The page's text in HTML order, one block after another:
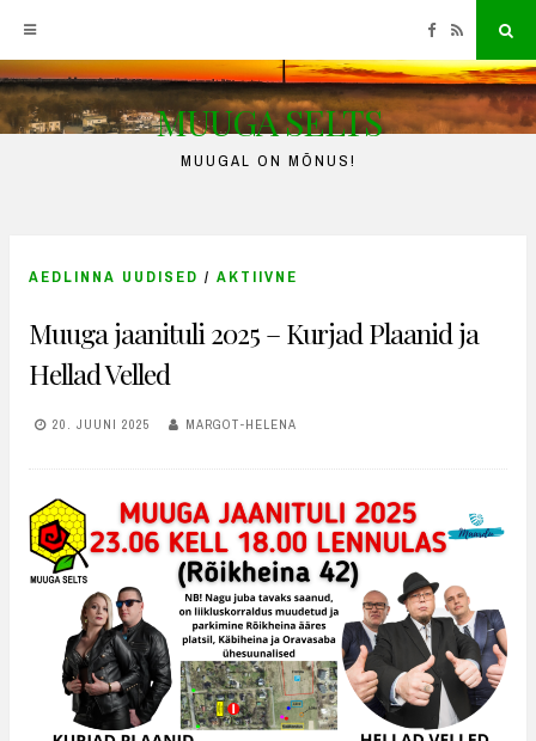
Skip
Facebook
RSS
MUUGA SELTS
MUUGAL ON MÕNUS!
AEDLINNA UUDISED / AKTIIVNE
Muuga jaanituli 2025 – Kurjad Plaanid ja
Hellad Velled
20. JUUNI 2025 MARGOT-HELENA